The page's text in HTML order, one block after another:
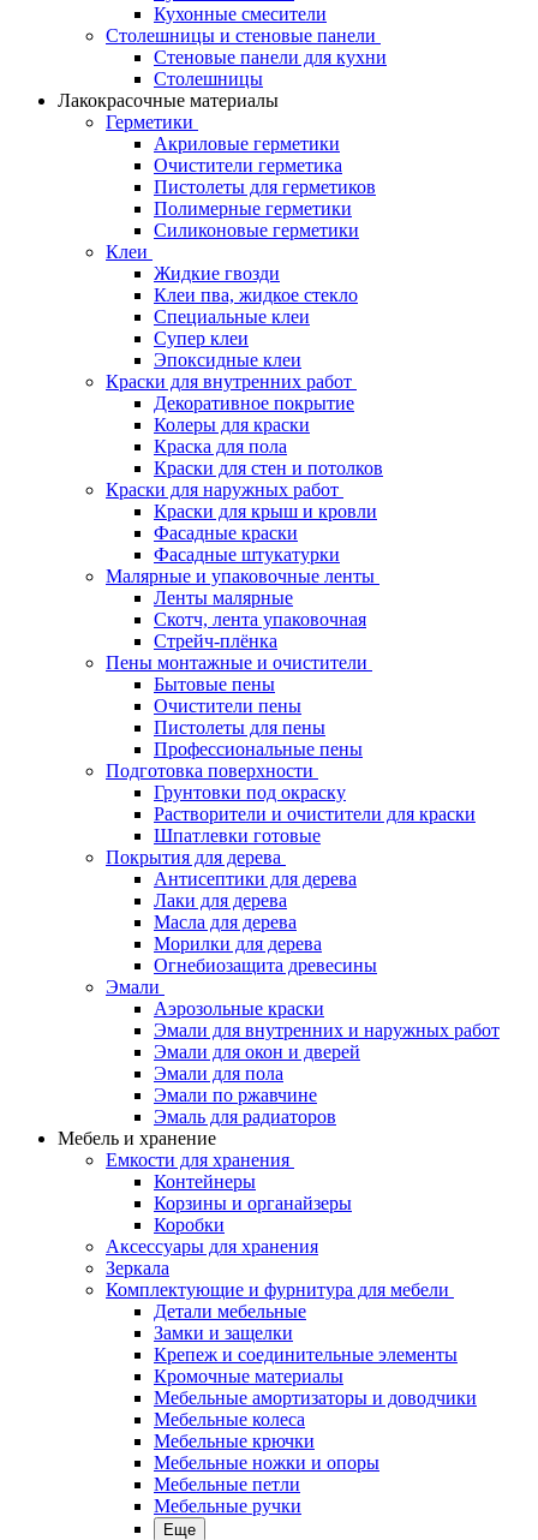
Кухонные смесители
Столешницы и стеновые панели
Стеновые панели для кухни
Столешницы
Лакокрасочные материалы
Герметики
Акриловые герметики
Очистители герметика
Пистолеты для герметиков
Полимерные герметики
Силиконовые герметики
Клеи
Жидкие гвозди
Клеи пва, жидкое стекло
Специальные клеи
Супер клеи
Эпоксидные клеи
Краски для внутренних работ
Декоративное покрытие
Колеры для краски
Краска для пола
Краски для стен и потолков
Краски для наружных работ
Краски для крыш и кровли
Фасадные краски
Фасадные штукатурки
Малярные и упаковочные ленты
Ленты малярные
Скотч, лента упаковочная
Стрейч-плёнка
Пены монтажные и очистители
Бытовые пены
Очистители пены
Пистолеты для пены
Профессиональные пены
Подготовка поверхности
Грунтовки под окраску
Растворители и очистители для краски
Шпатлевки готовые
Покрытия для дерева
Антисептики для дерева
Лаки для дерева
Масла для дерева
Морилки для дерева
Огнебиозащита древесины
Эмали
Аэрозольные краски
Эмали для внутренних и наружных работ
Эмали для окон и дверей
Эмали для пола
Эмали по ржавчине
Эмаль для радиаторов
Мебель и хранение
Емкости для хранения
Контейнеры
Корзины и органайзеры
Коробки
Аксессуары для хранения
Зеркала
Комплектующие и фурнитура для мебели
Детали мебельные
Замки и защелки
Крепеж и соединительные элементы
Кромочные материалы
Мебельные амортизаторы и доводчики
Мебельные колеса
Мебельные крючки
Мебельные ножки и опоры
Мебельные петли
Мебельные ручки
Еще